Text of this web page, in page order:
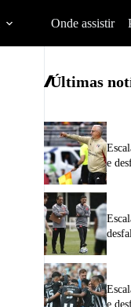
Onde assistir
Últimas
e
e